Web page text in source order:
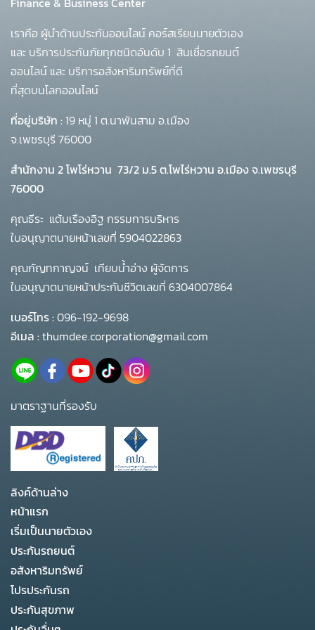
เราคือ ผู้นำด้านประกันออนไลน์ คอร์สเรียนนายตัวเอง
และ บริการประกันภัยทุกชนิดอันดับ 1 สินเชื่อรถยนต์
ออนไลน์ และ บริการอสังหาริมทรัพย์ที่ดี
ที่สุดบนโลกออนไลน์
ที่อยู่บริษัท : 19 หมู่ 1 ต.นาพันสาม อ.เมือง
จ.เพชรบุรี 76000
สำนักงาน 2 โพโร่หวาน 73/2 ม.5 ต.โพไร่หวาน อ.เมือง จ.เพชรบุรี
76000
คุณธีระ แต้มเรืองอิฐ กรรมการบริหาร
ใบอนุญาตนายหน้าเลขที่ 5904022863
คุณกัญทกาญจน์ เทียบน้ำอ่าง ผู้จัดการ
ใบอนุญาตนายหน้าประกันชีวิตเลขที่ 6304007864
เบอร์โทร :096-192-9698
อีเมล :thumdee.corporation@gmail.com
มาตราฐานที่รองรับ
ลิงค์ด้านล่าง
หน้าแรก
เริ่มเป็นนายตัวเอง
ประกันรถยนต์
อสังหาริมทรัพย์
โปรประกันรถ
ประกันสุขภาพ